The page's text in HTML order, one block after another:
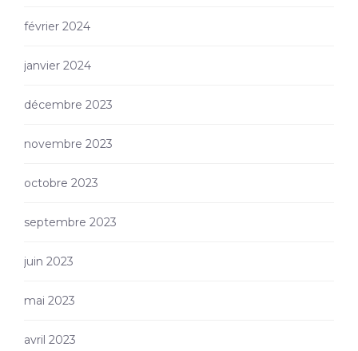
février 2024
janvier 2024
décembre 2023
novembre 2023
octobre 2023
septembre 2023
juin 2023
mai 2023
avril 2023